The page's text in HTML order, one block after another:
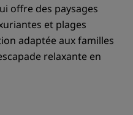
offre des paysages
et plages
adaptée aux familles
relaxante en